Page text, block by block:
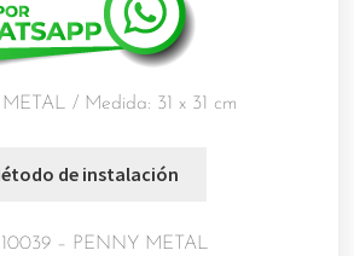
/ Medida: 31 x 31 cm
– PENNY METAL